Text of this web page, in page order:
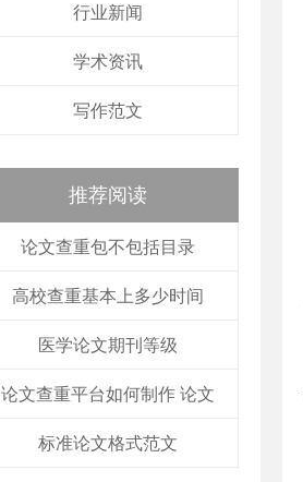
行业新闻
学术资讯
写作范文
推荐阅读
论文查重包不包括目录
高校查重基本上多少时间
医学论文期刊等级
论文查重平台如何制作 论文
标准论文格式范文